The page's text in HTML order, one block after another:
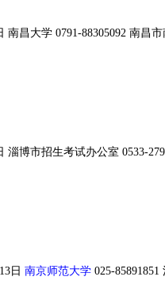
南昌大学 0791-88305092 南昌
淄博市招生考试办公室 0533-
日 南京师范大学025-